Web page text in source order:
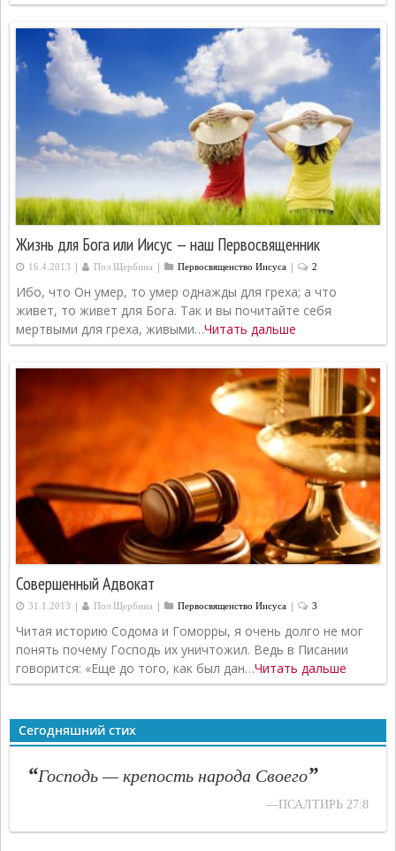
Жизнь для Бога или Иисус — наш Первосвященник
16.4.2013 | Пол Щербина | Первосвященcтво Иисуса | 2
Ибо, что Он умер, то умер однажды для греха; а что
живет, то живет для Бога. Так и вы почитайте себя
мертвыми для греха, живыми…Читать дальше
Совершенный Адвокат
31.1.2013 | Пол Щербина | Первосвященcтво Иисуса | 3
Читая историю Содома и Гоморры, я очень долго не мог
понять почему Господь их уничтожил. Ведь в Писании
говорится: «Еще до того, как был дан…Читать дальше
Сегодняшний стих
“Господь — крепость народа Своего”
—ПСАЛТИРЬ 27:8